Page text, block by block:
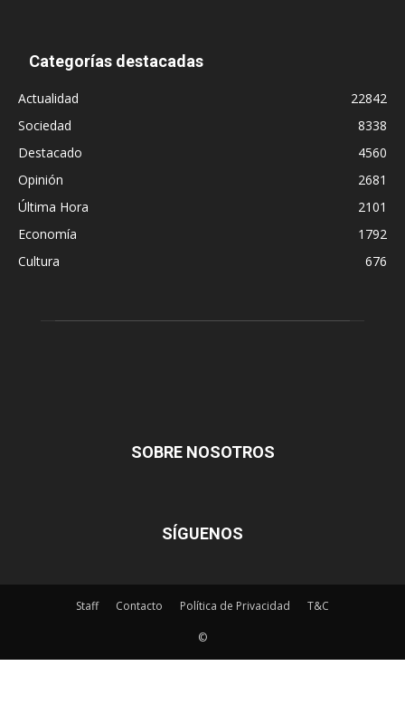
Categorías destacadas
Actualidad
22842
Sociedad
8338
Destacado
4560
Opinión
2681
Última Hora
2101
Economía
1792
Cultura
676
SOBRE NOSOTROS
SÍGUENOS
Staff Contacto Política de Privacidad T&C
©